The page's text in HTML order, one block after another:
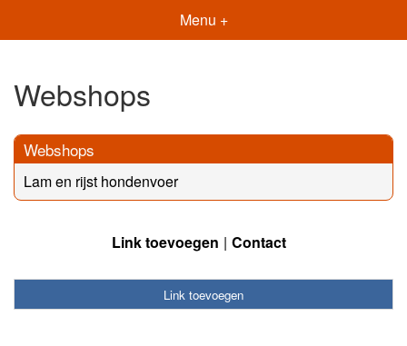
Menu +
Webshops
Webshops
Lam en rijst hondenvoer
Link toevoegen Contact
Link toevoegen